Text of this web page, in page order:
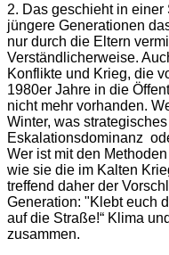
2. Das geschieht in
jüngere Generationen
nur durch die Eltern
Verständlicherweise.
Konflikte und Krieg, die
1980er Jahre in die
nicht mehr vorhanden.
Winter, was
Eskalationsdominanz
Wer ist mit den
wie sie die im Kalten
treffend daher der
Generation: "Klebt euch
auf die Straße!“ Klima
zusammen.